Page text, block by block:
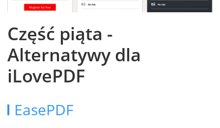
Część piąta -
Alternatywy dla
iLovePDF
EasePDF